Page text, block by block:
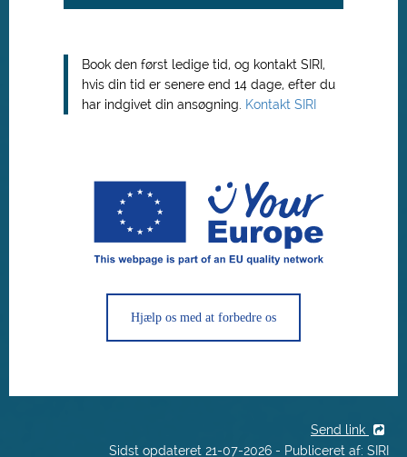
Book den først ledige tid, og kontakt SIRI,
hvis din tid er senere end 14 dage, efter du
har indgivet din ansøgning.
Kontakt SIRI
Hjælp os med at forbedre os
Send link
Sidst opdateret 21-07-2026 - Publiceret af: SIRI